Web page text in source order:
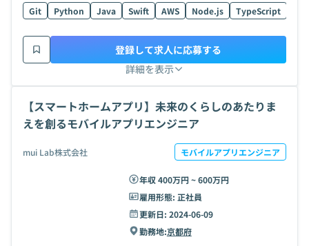
Git Python Java Swift AWS Node.js TypeScript
詳細を表示
登録して求人に応募する
【スマートホームアプリ】未来のくらしのあたりま
えを創るモバイルアプリエンジニア
mui Lab株式会社 モバイルアプリエンジニア
年収 400万円 ~ 600万円
雇用形態: 正社員
更新日: 2024-06-09
勤務地:京都府